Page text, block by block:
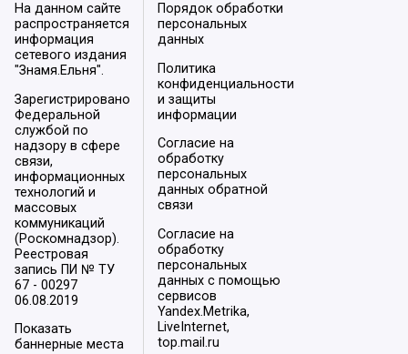
На данном сайте
распространяется
информация
сетевого издания
"Знамя.Ельня".
Зарегистрировано
Федеральной
службой по
надзору в сфере
связи,
информационных
технологий и
массовых
коммуникаций
(Роскомнадзор).
Реестровая
запись ПИ № ТУ
67 - 00297
06.08.2019
Показать
баннерные места
Порядок обработки
персональных
данных
Политика
конфиденциальности
и защиты
информации
Согласие на
обработку
персональных
данных обратной
связи
Согласие на
обработку
персональных
данных с помощью
сервисов
Yandex.Metrika,
LiveInternet,
top.mail.ru